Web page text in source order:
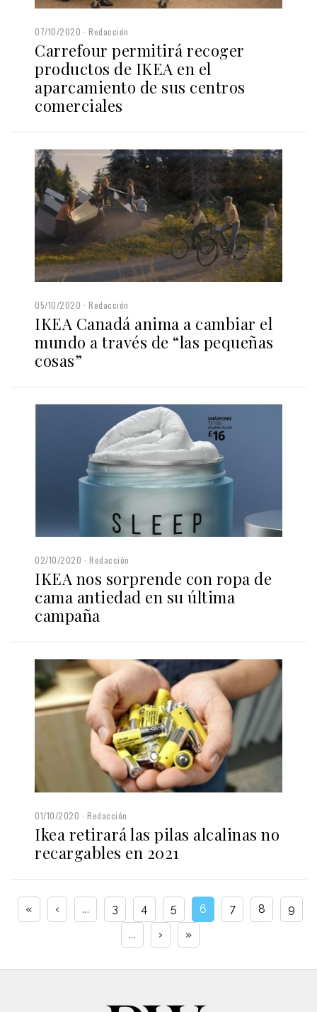
07/10/2020 Redacción
Carrefour permitirá recoger
productos de IKEA en el
aparcamiento de sus centros
comerciales
05/10/2020 Redacción
IKEA Canadá anima a cambiar el
mundo a través de “las pequeñas
cosas”
02/10/2020 Redacción
IKEA nos sorprende con ropa de
cama antiedad en su última
campaña
01/10/2020 Redacción
Ikea retirará las pilas alcalinas no
recargables en 2021
« ‹ ... 3 4 5 6 7 8
9
...
› »